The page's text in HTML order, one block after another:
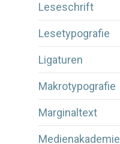
Leseschrift
Lesetypografie
Ligaturen
Makrotypografie
Marginaltext
Medienakademie